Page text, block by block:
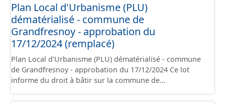
Plan Local d'Urbanisme (PLU)
dématérialisé - commune de
Grandfresnoy - approbation du
17/12/2024 (remplacé)
Plan Local d'Urbanisme (PLU) dématérialisé - commune
de Grandfresnoy - approbation du 17/12/2024 Ce lot
informe du droit à bâtir sur la commune de